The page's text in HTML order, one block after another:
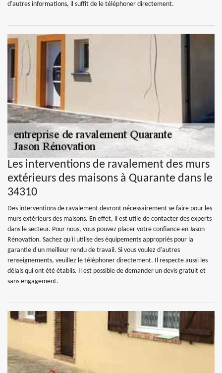
d'autres informations, il suffit de le téléphoner directement.
Les interventions de ravalement des murs
extérieurs des maisons à Quarante dans le
34310
Des interventions de ravalement devront nécessairement se faire pour les
murs extérieurs des maisons. En effet, il est utile de contacter des experts
dans le secteur. Pour nous, vous pouvez placer votre confiance en Jason
Rénovation. Sachez qu'il utilise des équipements appropriés pour la
garantie d'un meilleur rendu de travail. Si vous voulez d'autres
renseignements, veuillez le téléphoner directement. Il respecte aussi les
délais qui ont été établis. Il est possible de demander un devis gratuit et
sans engagement.